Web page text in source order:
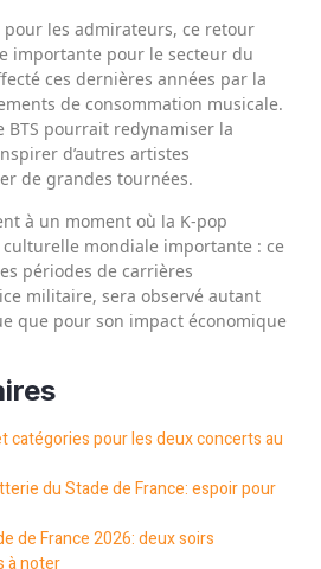
pour les admirateurs, ce retour
importante pour le secteur du
ces dernières années par la
de consommation musicale.
BTS pourrait redynamiser la
d’autres artistes
de grandes tournées.
à un moment où la K‑pop
mondiale importante : ce
périodes de carrières
militaire, sera observé autant
que pour son impact économique
catégories pour les deux concerts au
du Stade de France: espoir pour
de France 2026: deux soirs
à noter